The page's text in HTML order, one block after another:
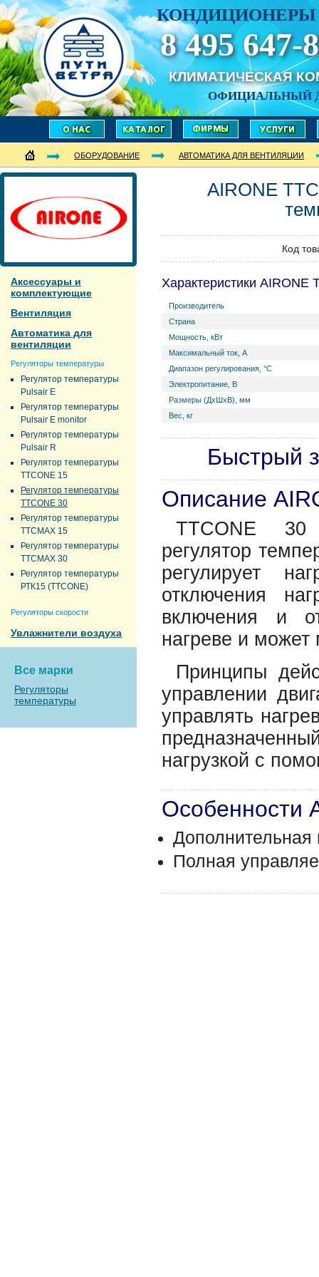
КОНДИЦИОНЕРЫ
8 495 647-
КЛИМАТИЧЕСКАЯ
ОФИЦИАЛЬНЫЙ
ОБОРУДОВАНИЕ АВТОМАТИКА ДЛЯ ВЕНТИЛЯЦИИ
Аксессуары и
комплектующие
Вентиляция
Автоматика для
вентиляции
Регуляторы температуры
Регулятор температуры
Pulsair E
Регулятор температуры
Pulsair E monitor
Регулятор температуры
Pulsair R
Регулятор температуры
TTCONE 15
Регулятор температуры
TTCONE 30
Регулятор температуры
TTCMAX 15
Регулятор температуры
TTCMAX 30
Регулятор температуры
РТК15 (TTCONE)
Регуляторы скорости
Увлажнители воздуха
Все марки
Регуляторы
температуры
AIRONE
Код
Характеристики AIRONE
Производитель
Страна
Мощность, кВт
Максимальный ток, А
Диапазон регулирования, °С
Электропитание, В
Размеры (ДхШхВ), мм
Вес, кг
Быстрый
Описание
TTCONE 30
регулятор
регулирует
отключения
включения и
нагреве и может
Принципы
управлении
управлять
нагрузкой с
Особенности
Дополнительная
Полная